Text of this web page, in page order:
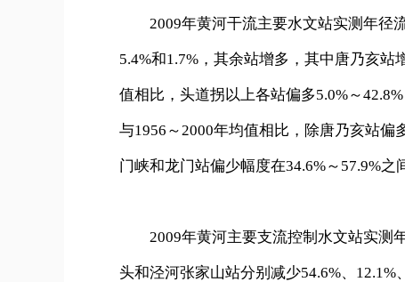
2009年黄河干流主要水文站实测年径流
5.4%和1.7%，其余站增多，其中唐乃亥站
值相比，头道拐以上各站偏多5.0%～
与1956～2000年均值相比，除唐乃亥站
门峡和龙门站偏少幅度在34.6%～57.9%之
2009年黄河主要支流控制水文站实测
头和泾河张家山站分别减少54.6%、